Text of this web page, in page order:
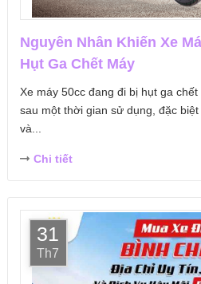
Nguyên Nhân Khiến Xe
Hụt Ga Chết Máy
Xe máy 50cc đang đi bị hụt ga
sau một thời gian sử dụng, đặc
và...
Chi tiết
31
Th7